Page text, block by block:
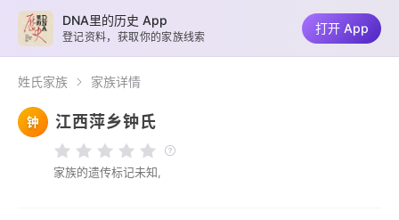
姓氏家族 家族详情
钟 江西萍乡钟氏
家族的遗传标记未知,
DNA里的历史 App
登记资料，获取你的家族线索
打开 App